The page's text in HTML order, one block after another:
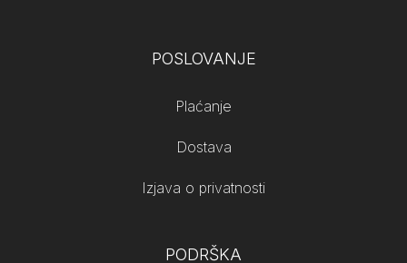
POSLOVANJE
Plaćanje
Dostava
Izjava o privatnosti
PODRŠKA